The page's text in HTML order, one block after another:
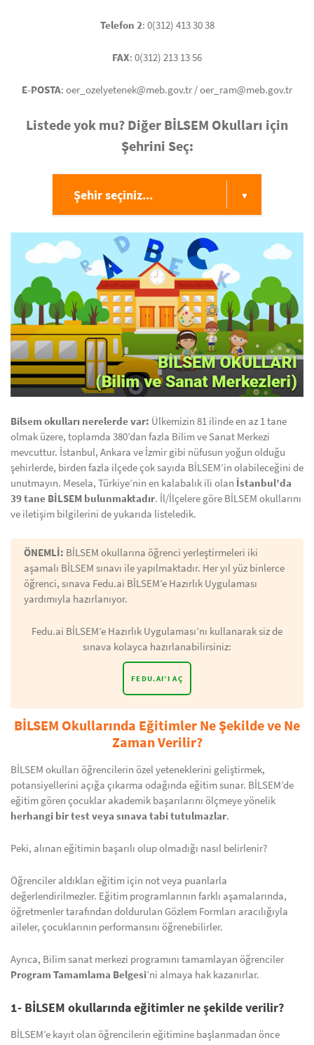
Telefon 2: 0(312) 413 30 38
FAX: 0(312) 213 13 56
E-POSTA: oer_ozelyetenek@meb.gov.tr / oer_ram@meb.gov.tr
Listede yok mu? Diğer BİLSEM Okulları için
Şehrini Seç:
Şehir seçiniz...
Bilsem okulları nerelerde var: Ülkemizin 81 ilinde en az 1 tane
olmak üzere, toplamda 380’dan fazla Bilim ve Sanat Merkezi
mevcuttur. İstanbul, Ankara ve İzmir gibi nüfusun yoğun olduğu
şehirlerde, birden fazla ilçede çok sayıda BİLSEM’in olabileceğini de
unutmayın. Mesela, Türkiye’nin en kalabalık ili olan İstanbul’da
39 tane BİLSEM bulunmaktadır. İl/İlçelere göre BİLSEM okullarını
ve iletişim bilgilerini de yukarıda listeledik.
ÖNEMLİ: BİLSEM okullarına öğrenci yerleştirmeleri iki
aşamalı BİLSEM sınavı ile yapılmaktadır. Her yıl yüz binlerce
öğrenci, sınava Fedu.ai BİLSEM’e Hazırlık Uygulaması
yardımıyla hazırlanıyor.
Fedu.ai BİLSEM’e Hazırlık Uygulaması’nı kullanarak siz de
sınava kolayca hazırlanabilirsiniz:
FEDU.AI’I AÇ
BİLSEM Okullarında Eğitimler Ne Şekilde ve Ne
Zaman Verilir?
BİLSEM okulları öğrencilerin özel yeteneklerini geliştirmek,
potansiyellerini açığa çıkarma odağında eğitim sunar. BİLSEM’de
eğitim gören çocuklar akademik başarılarını ölçmeye yönelik
herhangi bir test veya sınava tabi tutulmazlar.
Peki, alınan eğitimin başarılı olup olmadığı nasıl belirlenir?
Öğrenciler aldıkları eğitim için not veya puanlarla
değerlendirilmezler. Eğitim programlarının farklı aşamalarında,
öğretmenler tarafından doldurulan Gözlem Formları aracılığıyla
aileler, çocuklarının performansını öğrenebilirler.
Ayrıca, Bilim sanat merkezi programını tamamlayan öğrenciler
Program Tamamlama Belgesi’ni almaya hak kazanırlar.
1- BİLSEM okullarında eğitimler ne şekilde verilir?
BİLSEM’e kayıt olan öğrencilerin eğitimine başlanmadan önce